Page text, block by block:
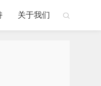

关于我们